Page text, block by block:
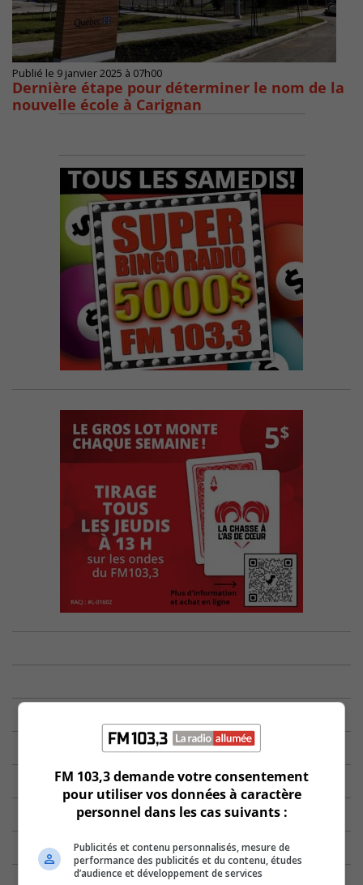
Publié le 9 janvier 2025 à 07h00
Dernière étape pour déterminer le nom de la
nouvelle école à Carignan
FM 103,3 demande votre consentement
pour utiliser vos données à caractère
personnel dans les cas suivants :
Publicités et contenu personnalisés, mesure de
performance des publicités et du contenu, études
d’audience et développement de services